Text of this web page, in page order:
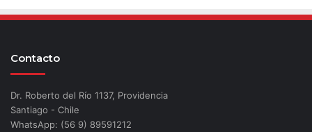
Contacto
Dr. Roberto del Río 1137, Providencia
Santiago - Chile
WhatsApp: (56 9) 89591212